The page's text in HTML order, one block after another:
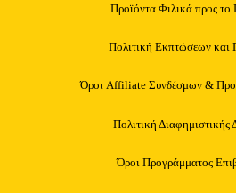
Προϊόντα Φιλικά προς το
Πολιτική Εκπτώσεων
Όροι Affiliate Συνδέσμων &
Πολιτική Διαφημιστικής
Όροι Προγράμματος